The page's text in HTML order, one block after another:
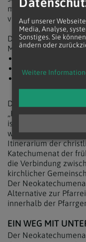
möchten, als auch an
vorbereiten.
Die Gemeinschaften
Mitglieder:
die Eucharistie
ihre
reflektieren
Dieser Ansatz hilft
„Heilsgeschichte“
ist es, die
wiederzuentdecken.
Itinerarium der
Katechumenat der
die Verbindung
kirchlicher
Der
Alternative zur
innerhalb der
EIN WEG MIT
Der
Auf unserer
Media, Analyse,
Sonstiges. Sie
ändern oder
Weitere